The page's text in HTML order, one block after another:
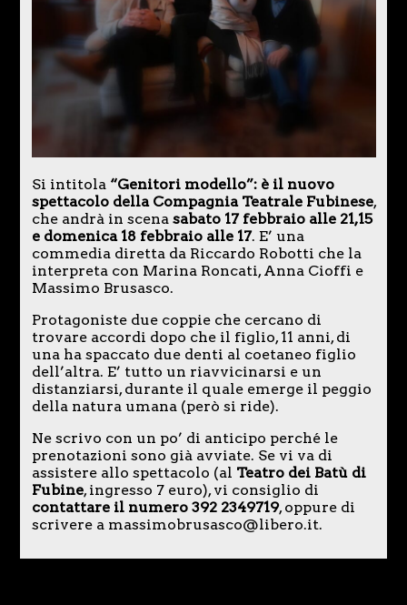
Si intitola “Genitori modello”: è il nuovo
spettacolo della Compagnia Teatrale Fubinese,
che andrà in scena sabato 17 febbraio alle 21,15
e domenica 18 febbraio alle 17. E’ una
commedia diretta da Riccardo Robotti che la
interpreta con Marina Roncati, Anna Cioffi e
Massimo Brusasco.
Protagoniste due coppie che cercano di
trovare accordi dopo che il figlio, 11 anni, di
una ha spaccato due denti al coetaneo figlio
dell’altra. E’ tutto un riavvicinarsi e un
distanziarsi, durante il quale emerge il peggio
della natura umana (però si ride).
Ne scrivo con un po’ di anticipo perché le
prenotazioni sono già avviate. Se vi va di
assistere allo spettacolo (al Teatro dei Batù di
Fubine, ingresso 7 euro), vi consiglio di
contattare il numero 392 2349719, oppure di
scrivere a massimobrusasco@libero.it.